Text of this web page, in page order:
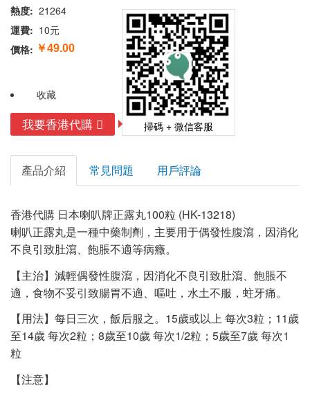
熱度: 21264
運費: 10元
價格: ￥49.00
收藏
我要香港代購 掃碼 + 微信客服
產品介紹 常見問題 用戶評論
香港代購 日本喇叭牌正露丸100粒 (HK-13218)
喇叭正露丸是一種中藥制劑，主要用于偶發性腹瀉，因消化
不良引致肚瀉、飽脹不適等病癥。
【主治】減輕偶發性腹瀉，因消化不良引致肚瀉、飽脹不
適，食物不妥引致腸胃不適、嘔吐，水土不服，蛀牙痛。
【用法】每日三次，飯后服之。15歲或以上 每次3粒；11歲
至14歲 每次2粒；8歲至10歲 每次1/2粒；5歲至7歲 每次1
粒
【注意】